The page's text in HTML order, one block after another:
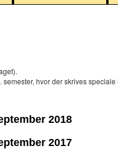
hvor der skrives
2018
2017